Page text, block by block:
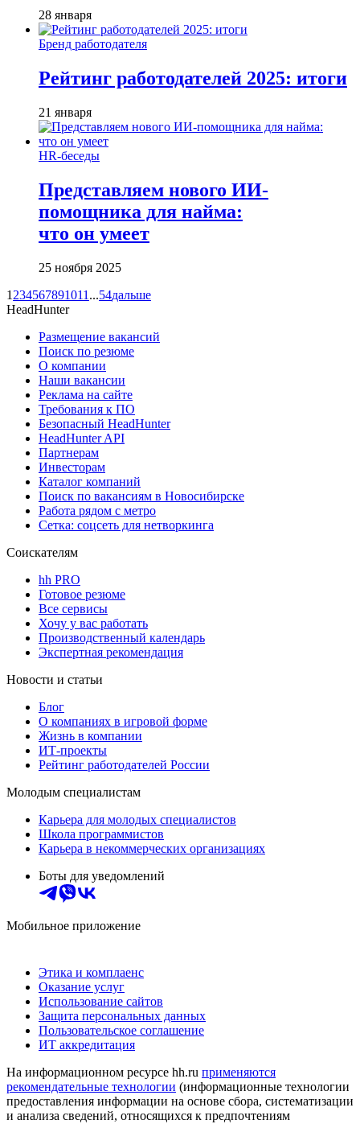
28 января
Бренд работодателя
Рейтинг работодателей 2025: итоги
21 января
HR-беседы
Представляем нового ИИ-
помощника для найма:
что он умеет
25 ноября 2025
1 234567891011 ...54дальше
HeadHunter
Размещение вакансий
Поиск по резюме
О компании
Наши вакансии
Реклама на сайте
Требования к ПО
Безопасный HeadHunter
HeadHunter API
Партнерам
Инвесторам
Каталог компаний
Поиск по вакансиям в Новосибирске
Работа рядом с метро
Сетка: соцсеть для нетворкинга
Соискателям
hh PRO
Готовое резюме
Все сервисы
Хочу у вас работать
Производственный календарь
Экспертная рекомендация
Новости и статьи
Блог
О компаниях в игровой форме
Жизнь в компании
ИТ-проекты
Рейтинг работодателей России
Молодым специалистам
Карьера для молодых специалистов
Школа программистов
Карьера в некоммерческих организациях
Боты для уведомлений
Мобильное приложение
Этика и комплаенс
Оказание услуг
Использование сайтов
Защита персональных данных
Пользовательское соглашение
ИТ аккредитация
На информационном ресурсе hh.ru применяются
рекомендательные технологии (информационные технологии
предоставления информации на основе сбора, систематизации
и анализа сведений, относящихся к предпочтениям